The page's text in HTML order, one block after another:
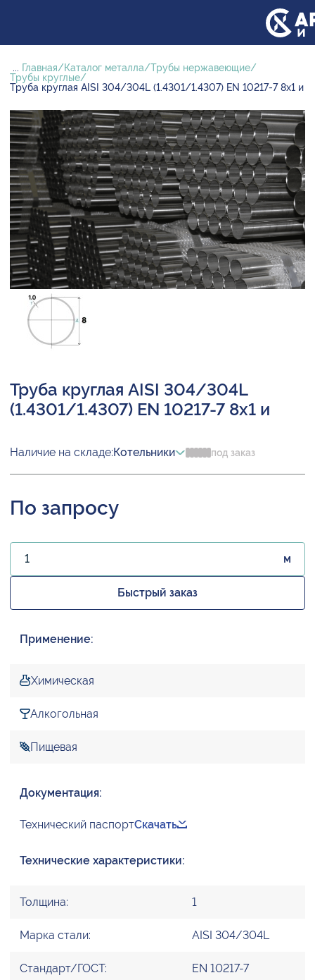
... Главная Каталог металла
Трубы нержавеющие
Трубы круглые
Труба круглая AISI 304/304L (1.4301/1.4307) EN 10217-7 8х1 и
Труба круглая AISI 304/304L
(1.4301/1.4307) EN 10217-7 8х1 и
Наличие на складе:Котельники под заказ
По запросу
м
Быстрый заказ
Применение:
Химическая
Алкогольная
Пищевая
Документация:
Технический паспортСкачать
Технические характеристики:
Толщина: 1
Марка стали: AISI 304/304L
Стандарт/ГОСТ: EN 10217-7